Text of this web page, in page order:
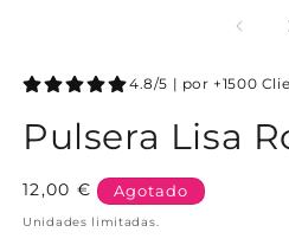
4.8/5 | por +1500
Pulsera Lisa
Precio
habitual
12,00 € Agotado
Unidades limitadas.